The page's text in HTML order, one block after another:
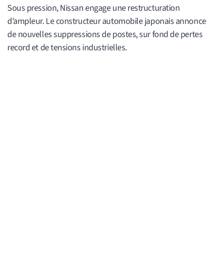
Sous pression, Nissan engage une restructuration
d’ampleur. Le constructeur automobile japonais annonce
de nouvelles suppressions de postes, sur fond de pertes
record et de tensions industrielles.